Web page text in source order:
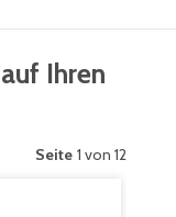
Ihren
Seite 1 von 12